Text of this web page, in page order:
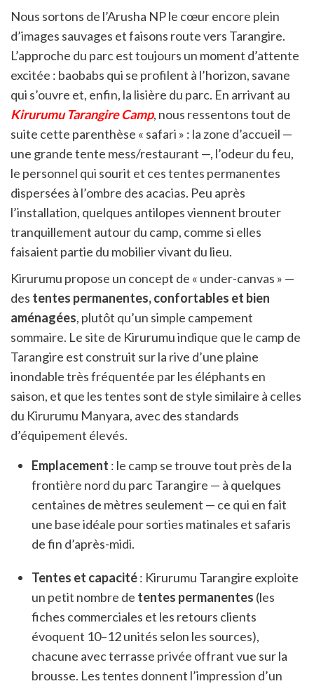
Nous sortons de l’Arusha NP le cœur encore plein
d’images sauvages et faisons route vers Tarangire.
L’approche du parc est toujours un moment d’attente
excitée : baobabs qui se profilent à l’horizon, savane
qui s’ouvre et, enfin, la lisière du parc. En arrivant au
Kirurumu Tarangire Camp, nous ressentons tout de
suite cette parenthèse « safari » : la zone d’accueil —
une grande tente mess/restaurant —, l’odeur du feu,
le personnel qui sourit et ces tentes permanentes
dispersées à l’ombre des acacias. Peu après
l’installation, quelques antilopes viennent brouter
tranquillement autour du camp, comme si elles
faisaient partie du mobilier vivant du lieu.
Kirurumu propose un concept de « under-canvas » —
des tentes permanentes, confortables et bien
aménagées, plutôt qu’un simple campement
sommaire. Le site de Kirurumu indique que le camp de
Tarangire est construit sur la rive d’une plaine
inondable très fréquentée par les éléphants en
saison, et que les tentes sont de style similaire à celles
du Kirurumu Manyara, avec des standards
d’équipement élevés.
Emplacement : le camp se trouve tout près de la
frontière nord du parc Tarangire — à quelques
centaines de mètres seulement — ce qui en fait
une base idéale pour sorties matinales et safaris
de fin d’après-midi.
Tentes et capacité: Kirurumu Tarangire exploite
un petit nombre de tentes permanentes (les
fiches commerciales et les retours clients
évoquent 10–12 unités selon les sources),
chacune avec terrasse privée offrant vue sur la
brousse. Les tentes donnent l’impression d’un